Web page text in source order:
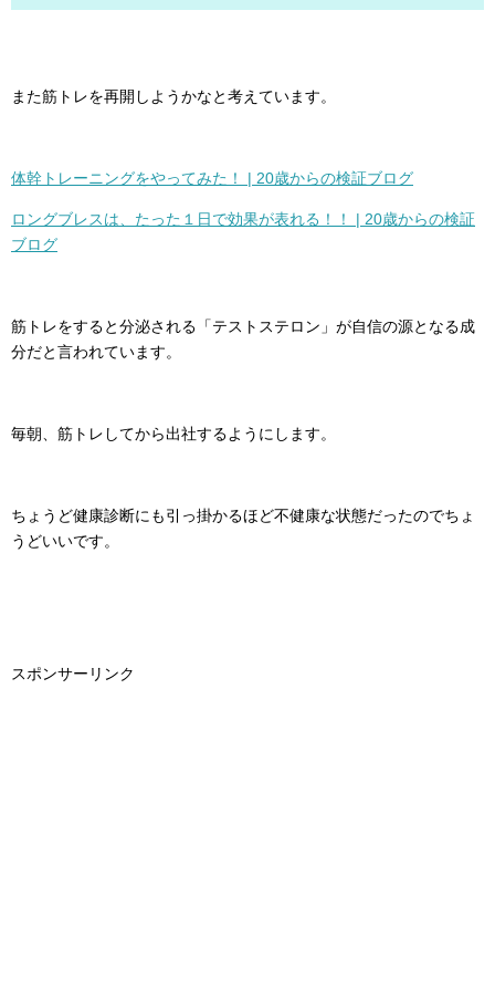
また筋トレを再開しようかなと考えています。
体幹トレーニングをやってみた！ | 20歳からの検証ブログ
ロングブレスは、たった１日で効果が表れる！！ | 20歳からの検証
ブログ
筋トレをすると分泌される「テストステロン」が自信の源となる成
分だと言われています。
毎朝、筋トレしてから出社するようにします。
ちょうど健康診断にも引っ掛かるほど不健康な状態だったのでちょ
うどいいです。
スポンサーリンク